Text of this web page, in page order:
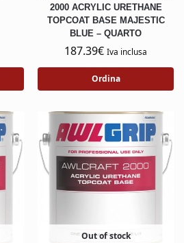
2000 ACRYLIC URETHANE
TOPCOAT BASE MAJESTIC
BLUE – QUARTO
187.39€ Iva inclusa
Ordina
Out of stock